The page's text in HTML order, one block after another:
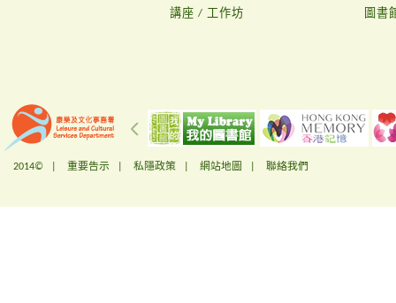
講座 / 工作坊
圖書
2014© | 重要告示 私隱政策 網站地圖 聯絡我們